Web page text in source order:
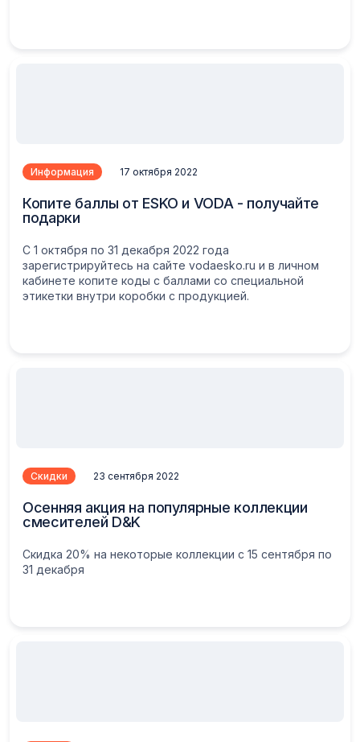
Информация 17 октября 2022
Копите баллы от ESKO и VODA - получайте
подарки
С 1 октября по 31 декабря 2022 года
зарегистрируйтесь на сайте vodaesko.ru и в личном
кабинете копите коды с баллами со специальной
этикетки внутри коробки с продукцией.
Скидки 23 сентября 2022
Осенняя акция на популярные коллекции
смесителей D&K
Скидка 20% на некоторые коллекции с 15 сентября по
31 декабря